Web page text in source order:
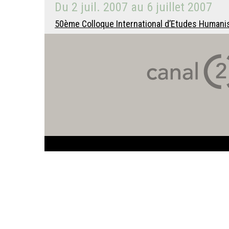
Du 2 juil. 2007 au 6 juillet 2007
50ème Colloque International d’Etudes